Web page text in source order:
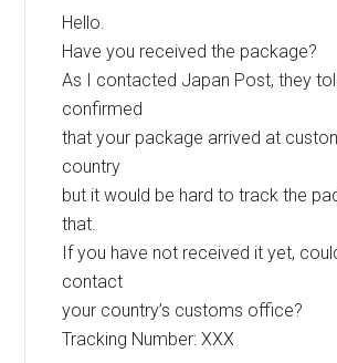
Hello.
Have you received the package?
As I contacted Japan Post, they
confirmed
that your package arrived at
country
but it would be hard to track the
that.
If you have not received it yet,
contact
your country’s customs office?
Tracking Number: XXX